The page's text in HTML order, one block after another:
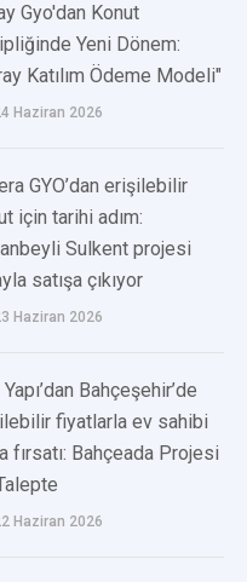
Gyo'dan Konut
Yeni Dönem:
Katılım Ödeme Modeli"
Haziran 2026
GYO’dan erişilebilir
için tarihi adım:
Sulkent projesi
satışa çıkıyor
Haziran 2026
Bahçeşehir’de
fiyatlarla ev sahibi
fırsatı: Bahçeada Projesi
Haziran 2026